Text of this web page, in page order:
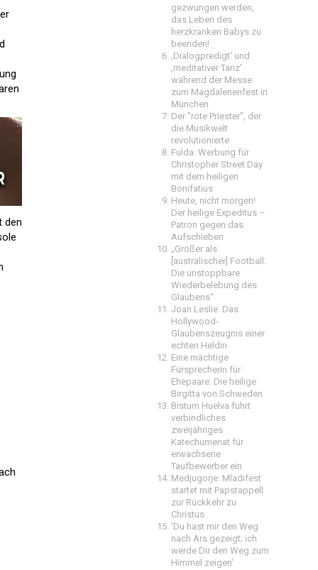
den
gezwungen werden,
das Leben des
herzkranken Babys zu
beenden!
‚Dialogpredigt‘ und
‚meditativer Tanz’
während der Messe
zum Magdalenenfest in
München
Der "rote Priester", der
die Musikwelt
revolutionierte
Fulda: Werbung für
Christopher Street Day
mit dem heiligen
Bonifatius
Heute, nicht morgen!
Der heilige Expeditus –
Patron gegen das
Aufschieben
„Größer als
[australischer] Football:
Die unstoppbare
Wiederbelebung des
Glaubens“
Joan Leslie: Das
Hollywood-
Glaubenszeugnis einer
echten Heldin
Eine mächtige
Fürsprecherin für
Ehepaare: Die heilige
Birgitta von Schweden
Bistum Huelva führt
verbindliches
zweijähriges
Katechumenat für
erwachsene
Taufbewerber ein
Medjugorje: Mladifest
startet mit Papstappell
zur Rückkehr zu
Christus
'Du hast mir den Weg
nach Ars gezeigt; ich
werde Dir den Weg zum
Himmel zeigen'